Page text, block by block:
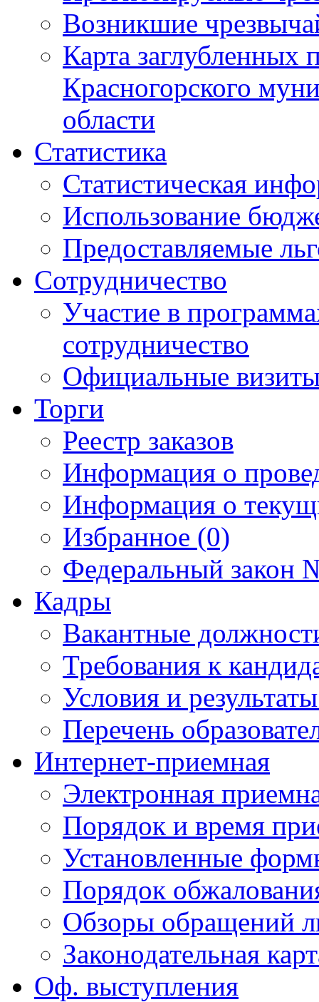
Возникшие
Карта
Красногорского
области
Статистика
Статистическая
Использование
Предоставляемые
Сотрудничество
Участие в
сотрудничество
Официальные
Торги
Реестр заказов
Информация о
Информация о
Избранное (0)
Федеральный закон
Кадры
Вакантные
Требования к
Условия и
Перечень
Интернет-приемная
Электронная
Порядок и время
Установленные
Порядок
Обзоры обращений
Законодательная
Оф. выступления